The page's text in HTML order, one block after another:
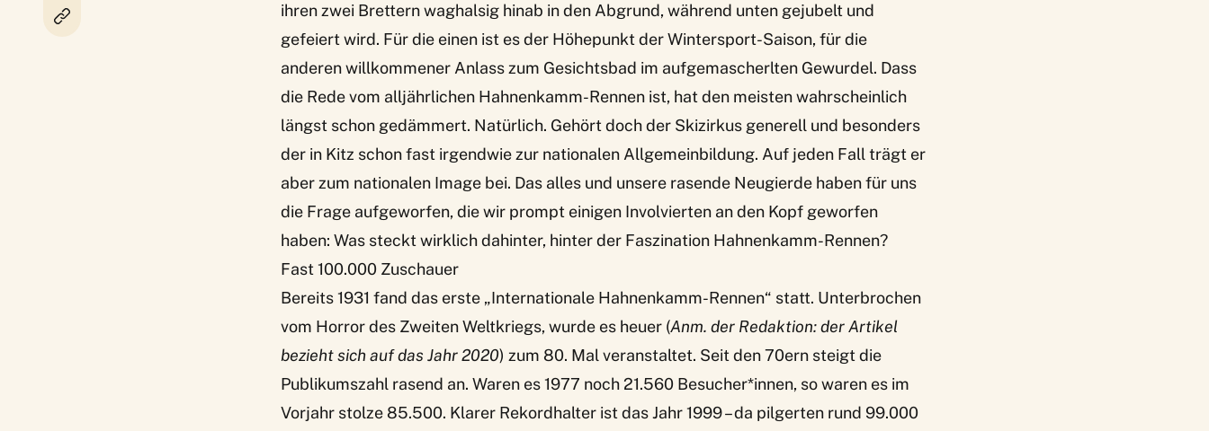
ihren zwei Brettern waghalsig hinab in den Abgrund, während unten gejubelt und
gefeiert wird. Für die einen ist es der Höhepunkt der Wintersport-Saison, für die
anderen willkommener Anlass zum Gesichtsbad im aufgemascherlten Gewurdel. Dass
die Rede vom alljährlichen Hahnenkamm-Rennen ist, hat den meisten wahrscheinlich
längst schon gedämmert. Natürlich. Gehört doch der Skizirkus generell und besonders
der in Kitz schon fast irgendwie zur nationalen Allgemeinbildung. Auf jeden Fall trägt er
aber zum nationalen Image bei. Das alles und unsere rasende Neugierde haben für uns
die Frage aufgeworfen, die wir prompt einigen Involvierten an den Kopf geworfen
haben: Was steckt wirklich dahinter, hinter der Faszination Hahnenkamm-Rennen?
Fast 100.000 Zuschauer
Bereits 1931 fand das erste „Internationale Hahnenkamm-Rennen“ statt. Unterbrochen
vom Horror des Zweiten Weltkriegs, wurde es heuer (Anm. der Redaktion: der Artikel
bezieht sich auf das Jahr 2020) zum 80. Mal veranstaltet. Seit den 70ern steigt die
Publikumszahl rasend an. Waren es 1977 noch 21.560 Besucher*innen, so waren es im
Vorjahr stolze 85.500. Klarer Rekordhalter ist das Jahr 1999 – da pilgerten rund 99.000